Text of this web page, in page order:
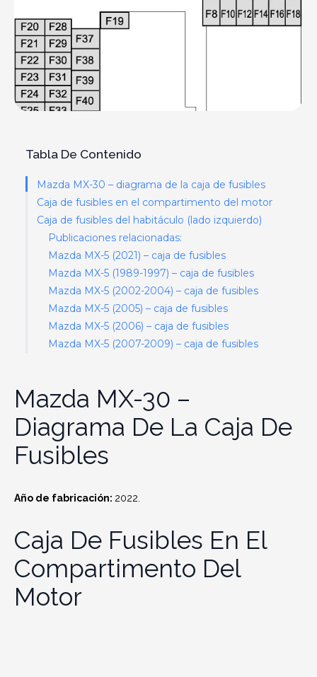
Tabla De Contenido
Mazda MX-30 – diagrama de la caja de fusibles
Caja de fusibles en el compartimento del motor
Caja de fusibles del habitáculo (lado izquierdo)
Publicaciones relacionadas:
Mazda MX-5 (2021) – caja de fusibles
Mazda MX-5 (1989-1997) – caja de fusibles
Mazda MX-5 (2002-2004) – caja de fusibles
Mazda MX-5 (2005) – caja de fusibles
Mazda MX-5 (2006) – caja de fusibles
Mazda MX-5 (2007-2009) – caja de fusibles
Mazda MX-30 –
Diagrama De La Caja De
Fusibles
Año de fabricación: 2022.
Caja De Fusibles En El
Compartimento Del
Motor